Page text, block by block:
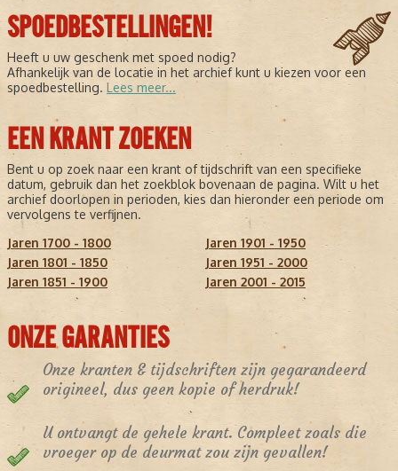
SPOEDBESTELLINGEN!
Heeft u uw geschenk met spoed nodig?
Afhankelijk van de locatie in het archief kunt u kiezen voor een
spoedbestelling. Lees meer...
EEN KRANT ZOEKEN
Bent u op zoek naar een krant of tijdschrift van een specifieke
datum, gebruik dan het zoekblok bovenaan de pagina. Wilt u het
archief doorlopen in perioden, kies dan hieronder een periode om
vervolgens te verfijnen.
Jaren 1700 - 1800
Jaren 1801 - 1850
Jaren 1851 - 1900
Jaren 1901 - 1950
Jaren 1951 - 2000
Jaren 2001 - 2015
ONZE GARANTIES
Onze kranten & tijdschriften zijn gegarandeerd
origineel, dus geen kopie of herdruk!
U ontvangt de gehele krant. Compleet zoals die
vroeger op de deurmat zou zijn gevallen!